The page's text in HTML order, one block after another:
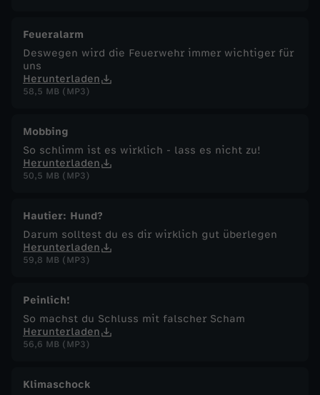
Feueralarm
Deswegen wird die Feuerwehr immer wichtiger für
uns
Herunterladen
58,5 MB (MP3)
Mobbing
So schlimm ist es wirklich - lass es nicht zu!
Herunterladen
50,5 MB (MP3)
Hautier: Hund?
Darum solltest du es dir wirklich gut überlegen
Herunterladen
59,8 MB (MP3)
Peinlich!
So machst du Schluss mit falscher Scham
Herunterladen
56,6 MB (MP3)
Klimaschock